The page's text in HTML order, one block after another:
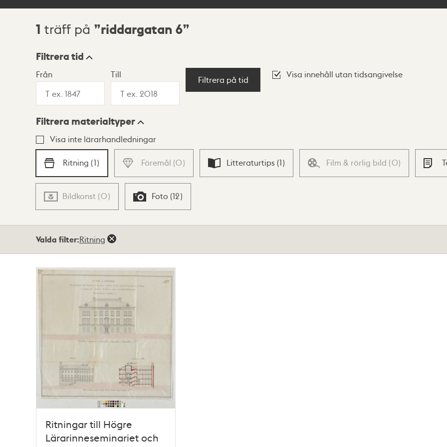
Sökresultat
1 träff på riddargatan 6
Visningsläge
Lista Karta
Filtrera tid
Från Till
Filtrera på tid
Visa innehåll utan tidsangivelse
Filtrera materialtyper
Visa inte lärarhandledningar
Ritning (1) Föremål (0) Litteraturtips (1) Film & rörlig bild (0)
Bildkonst (0) Foto (12)
Valda filter:Ritning
Ritningar till Högre
Lärarinneseminariet och